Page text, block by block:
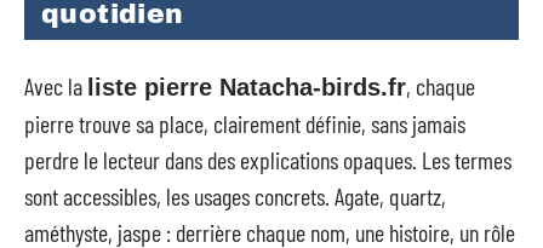
quotidien
Avec la liste pierre Natacha-birds.fr, chaque
pierre trouve sa place, clairement définie, sans jamais
perdre le lecteur dans des explications opaques. Les termes
sont accessibles, les usages concrets. Agate, quartz,
améthyste, jaspe : derrière chaque nom, une histoire, un rôle